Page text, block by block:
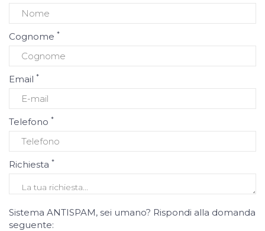
Cognome *
Email *
Telefono *
Richiesta *
Sistema ANTISPAM, sei umano? Rispondi alla domanda
seguente: